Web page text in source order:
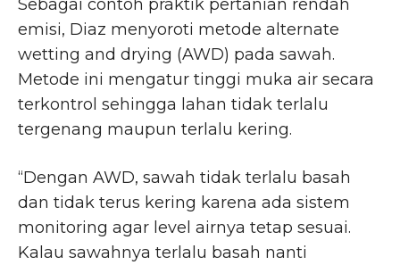
Sebagai contoh praktik pertanian rendah
emisi, Diaz menyoroti metode alternate
wetting and drying (AWD) pada sawah.
Metode ini mengatur tinggi muka air secara
terkontrol sehingga lahan tidak terlalu
tergenang maupun terlalu kering.
“Dengan AWD, sawah tidak terlalu basah
dan tidak terus kering karena ada sistem
monitoring agar level airnya tetap sesuai.
Kalau sawahnya terlalu basah nanti